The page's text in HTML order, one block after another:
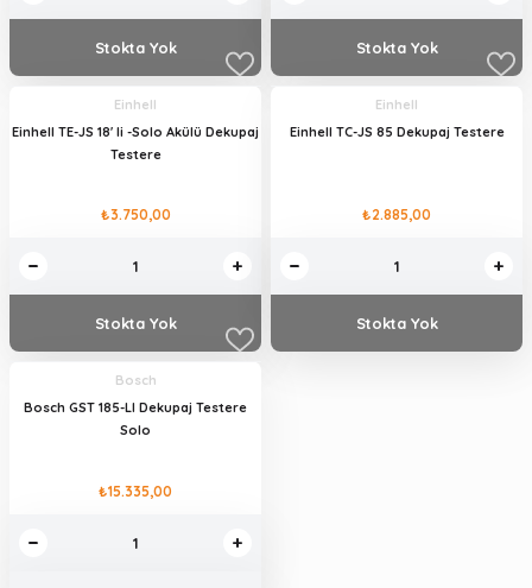
Stokta Yok Stokta Yok
Einhell
Einhell TE-JS 18' li -Solo Akülü Dekupaj
Testere
₺3.750,00
Stokta Yok
Einhell
Einhell TC-JS 85 Dekupaj Testere
₺2.885,00
Stokta Yok
Bosch
Bosch GST 185-LI Dekupaj Testere
Solo
₺15.335,00